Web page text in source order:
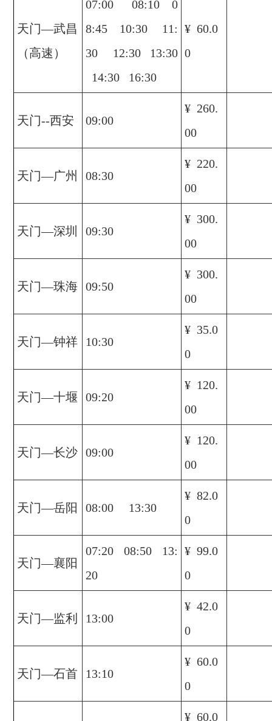
天门—武昌
（高速）
07:00 08:10 0
8:45 10:30 11:
30 12:30 13:30
14:30 16:30
¥ 60.0
0
天门--西安 09:00
¥ 260.
00
天门—广州 08:30
¥ 220.
00
天门—深圳 09:30
¥ 300.
00
天门—珠海 09:50
¥ 300.
00
天门—钟祥 10:30
¥ 35.0
0
天门—十堰 09:20
¥ 120.
00
天门—长沙 09:00
¥ 120.
00
天门—岳阳 08:00 13:30
¥ 82.0
0
天门—襄阳
07:20 08:50 13:
20
¥ 99.0
0
天门—监利 13:00
¥ 42.0
0
天门—石首 13:10
¥ 60.0
0
¥ 60.0